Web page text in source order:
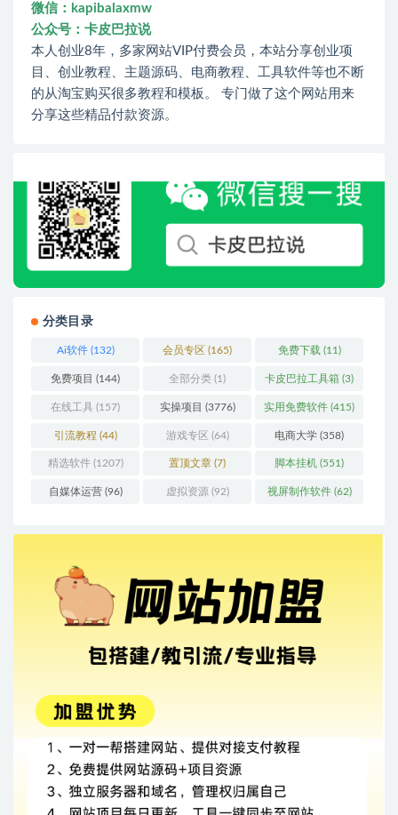
微信：kapibalaxmw
公众号：卡皮巴拉说
本人创业8年，多家网站VIP付费会员，本站分享创业项
目、创业教程、主题源码、电商教程、工具软件等也不断
的从淘宝购买很多教程和模板。 专门做了这个网站用来
分享这些精品付款资源。
分类目录
Ai软件(132) 会员专区 (165) 免费下载 (11)
免费项目 (144) 全部分类 (1) 卡皮巴拉工具箱 (3)
在线工具 (157) 实操项目 (3776) 实用免费软件 (415)
引流教程 (44) 游戏专区 (64) 电商大学 (358)
精选软件(1207) 置顶文章 (7) 脚本挂机 (551)
自媒体运营(96) 虚拟资源 (92) 视屏制作软件(62)